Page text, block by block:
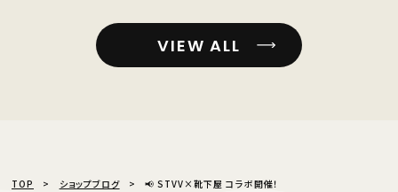
VIEW ALL
TOP ショップブログ 📢 STVV×靴下屋 コラボ開催！